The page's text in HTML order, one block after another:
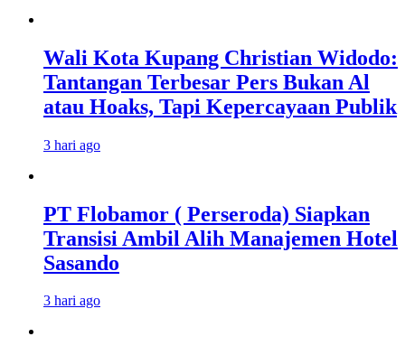
Wali Kota Kupang Christian Widodo:
Tantangan Terbesar Pers Bukan Al
atau Hoaks, Tapi Kepercayaan Publik
3 hari ago
PT Flobamor ( Perseroda) Siapkan
Transisi Ambil Alih Manajemen Hotel
Sasando
3 hari ago